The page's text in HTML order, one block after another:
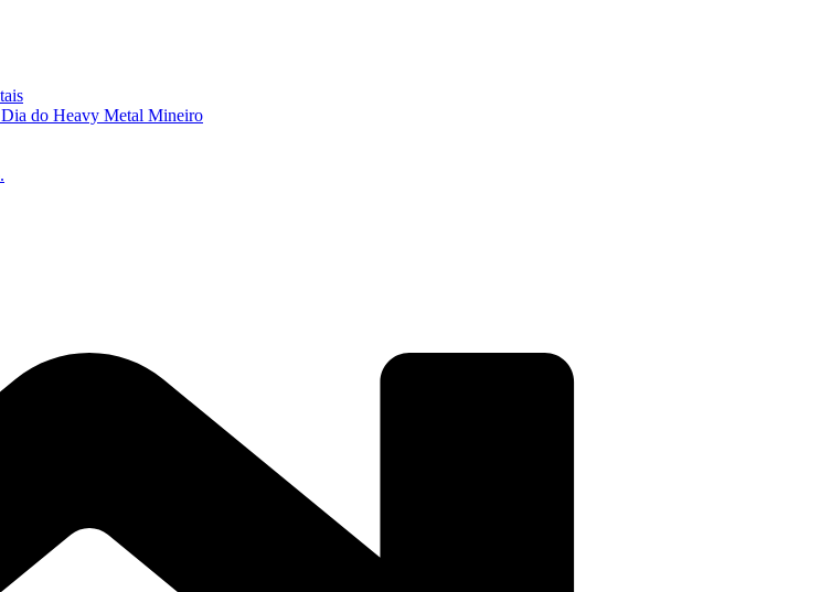
Dia do Heavy Metal Mineiro